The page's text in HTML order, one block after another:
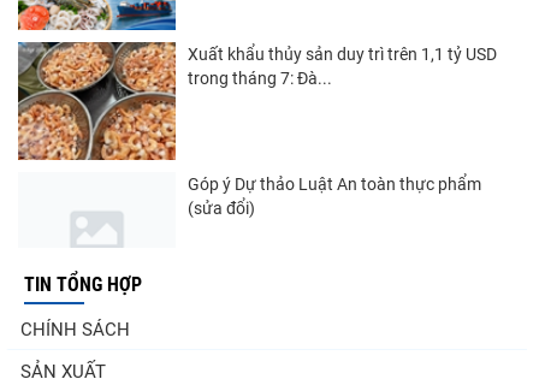
Xuất khẩu thủy sản duy trì trên 1,1 tỷ USD
trong tháng 7: Đà...
Góp ý Dự thảo Luật An toàn thực phẩm
(sửa đổi)
TIN TỔNG HỢP
CHÍNH SÁCH
SẢN XUẤT